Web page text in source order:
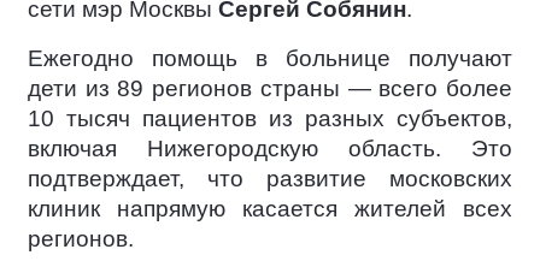
сети мэр Москвы Сергей Собянин.
Ежегодно помощь в больнице получают
дети из 89 регионов страны — всего более
10 тысяч пациентов из разных субъектов,
включая Нижегородскую область. Это
подтверждает, что развитие московских
клиник напрямую касается жителей всех
регионов.